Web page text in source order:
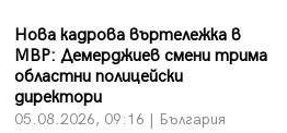
Нова кадрова въртележка в
МВР: Демерджиев смени трима
областни полицейски
директори
05.08.2026, 09:16 | България